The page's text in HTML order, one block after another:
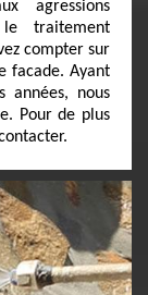
agressions
traitement
compter sur
facade. Ayant
années, nous
Pour de plus